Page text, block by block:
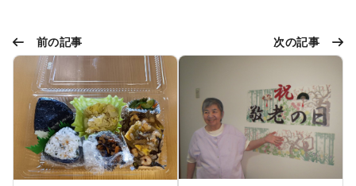
前の記事 次の記事